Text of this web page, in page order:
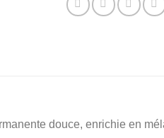
douce, enrichie en